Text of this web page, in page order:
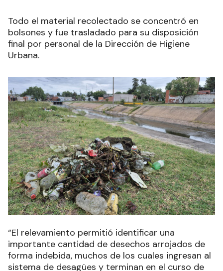
Todo el material recolectado se concentró en
bolsones y fue trasladado para su disposición
final por personal de la Dirección de Higiene
Urbana.
“El relevamiento permitió identificar una
importante cantidad de desechos arrojados de
forma indebida, muchos de los cuales ingresan al
sistema de desagües y terminan en el curso de